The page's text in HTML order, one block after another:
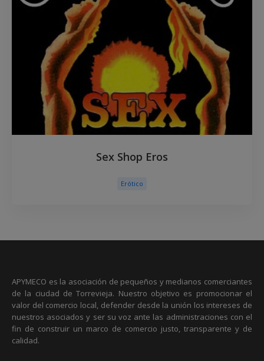
Sex Shop Eros
Erótico
APYMECO es la asociación de pequeños y medianos comerciantes
de la ciudad de Torrevieja. Nuestro objetivo es promocionar el
valor del comercio local, defender desde la unión los intereses de
nuestros asociados y ser su voz ante las administraciones con el
fin de construir un marco de comercio justo, transparente y de
calidad.